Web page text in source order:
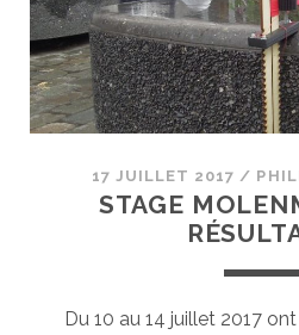
17 JUILLET 2017 /
STAGE
Du 10 au 14 juillet 2017